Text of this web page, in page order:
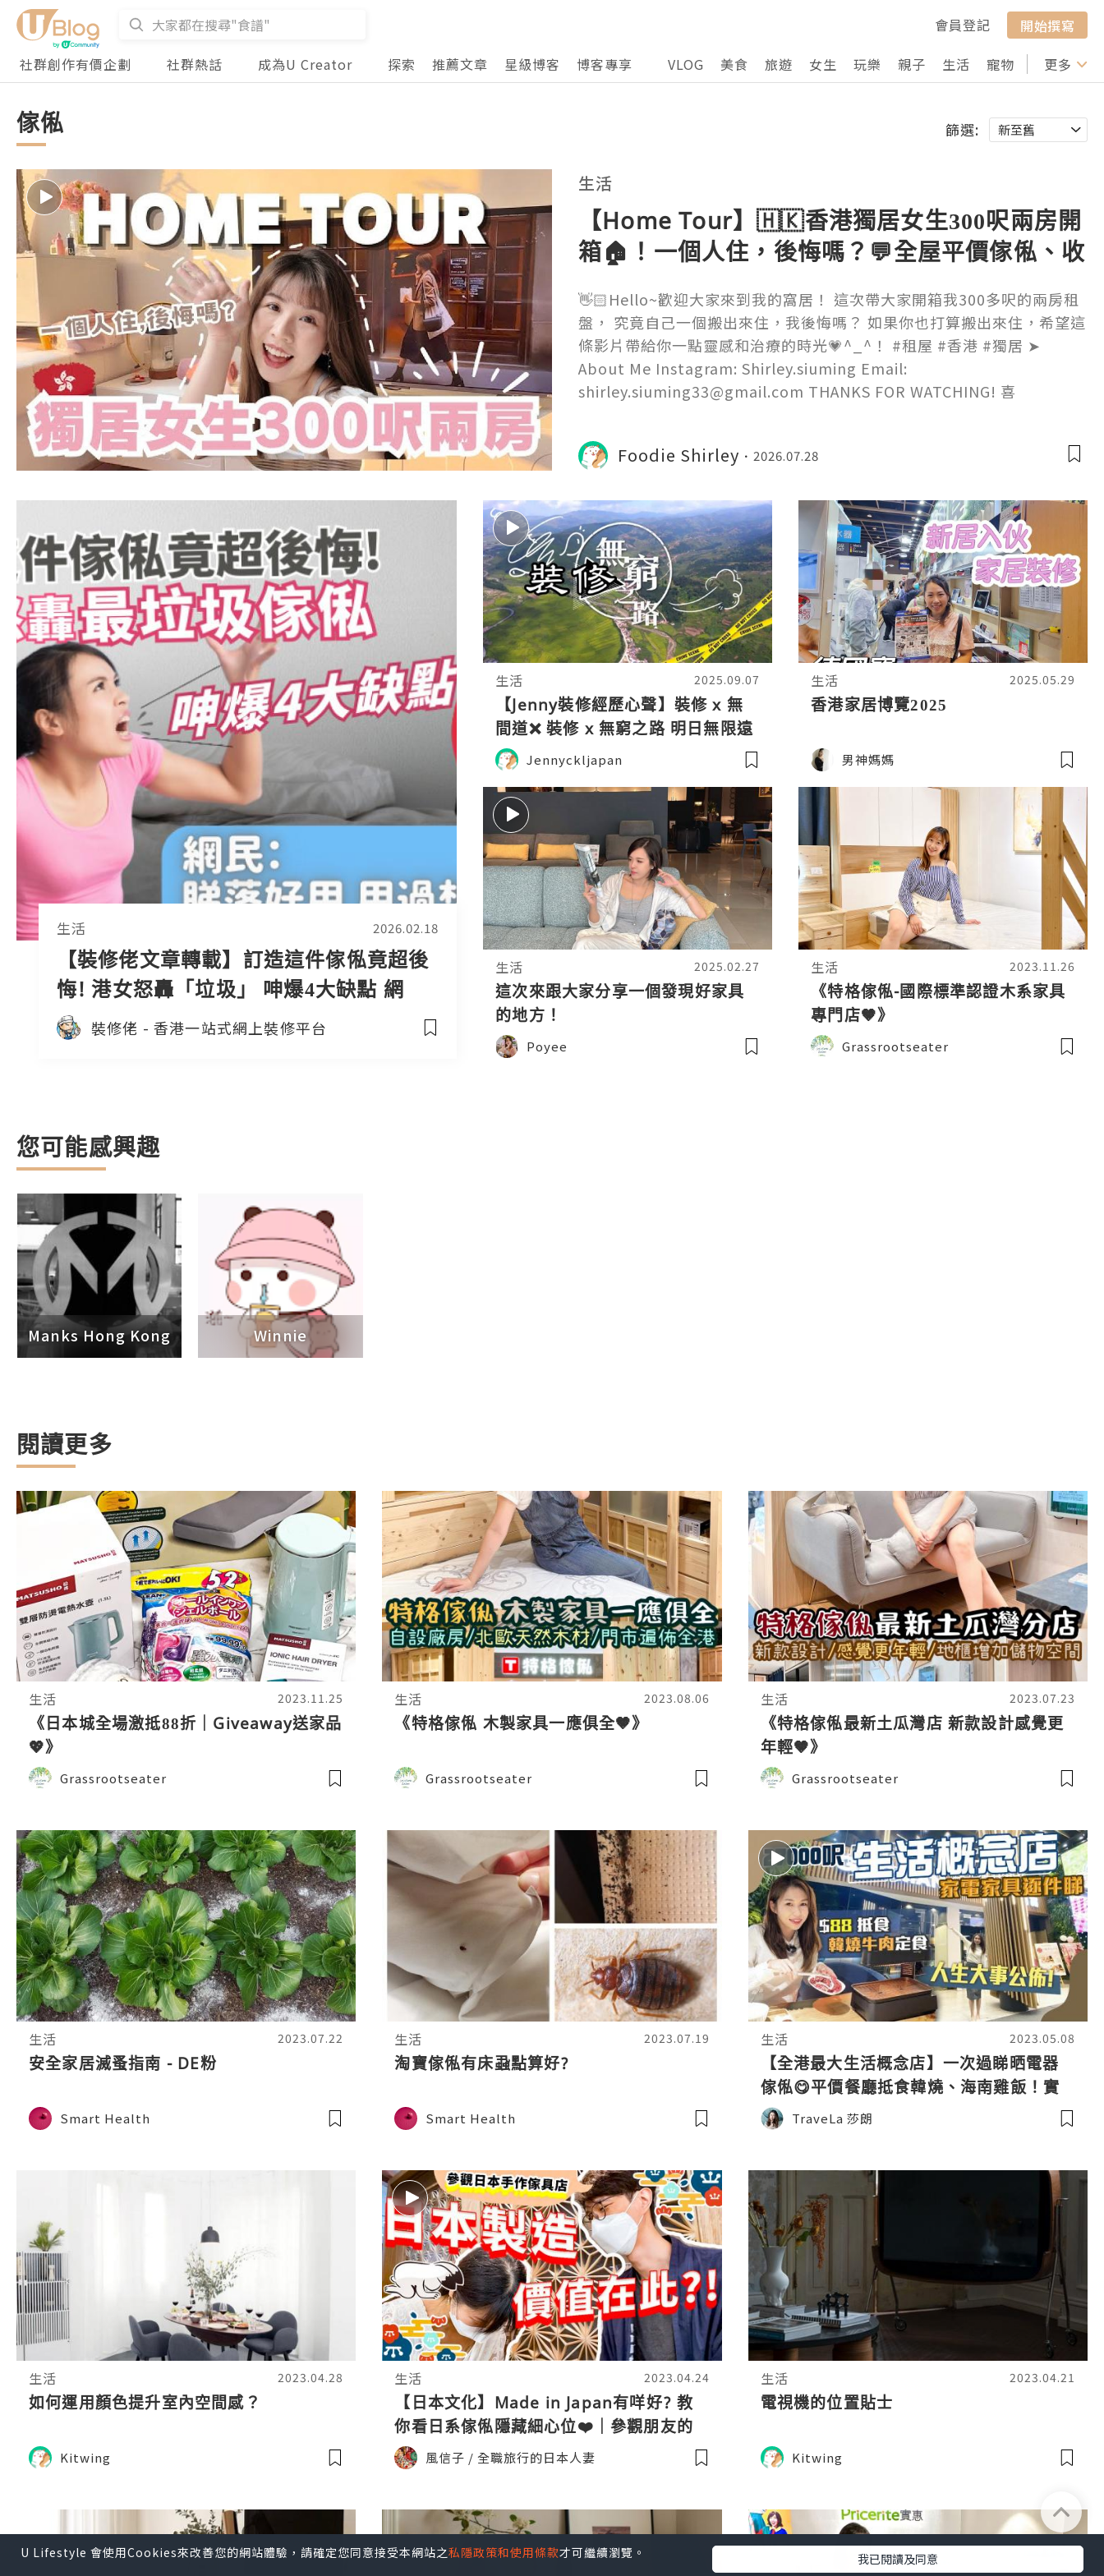
會員登記
開始撰寫
社群創作有價企劃
社群熱話 成為U Creator 探索 推薦文章 星級博客 博客專享 VLOG 美食 旅遊 女生 玩樂 親子 生活 寵物 行山 打卡
更多
傢俬 篩選:
生活
【Home Tour】🇭🇰香港獨居女生300呎兩房開
箱🏠！一個人住，後悔嗎？💬全屋平價傢俬、收
👋🏻Hello~歡迎大家來到我的窩居！ 這次帶大家開箱我300多呎的兩房租
盤， 究竟自己一個搬出來住，我後悔嗎？ 如果你也打算搬出來住，希望這
條影片帶給你一點靈感和治療的時光💗^_^！ #租屋 #香港 #獨居 ➤
About Me Instagram: Shirley.siuming Email:
shirley.siuming33@gmail.com THANKS FOR WATCHING! 喜
Foodie Shirley 2026.07.28
生活 2026.02.18
【裝修佬文章轉載】訂造這件傢俬竟超後
悔! 港女怒轟「垃圾」 呻爆4大缺點 網
民：睇落好用，用過想喊
裝修佬 - 香港一站式網上裝修平台
生活 2025.09.07
【Jenny裝修經歷心聲】裝修 x 無
間道❌ 裝修 x 無窮之路 明日無限遠
訂造傢俬變LEGO 傢俬 裝修報價 裝
修維修 裝修電視 執修 問題 裝修
Interior
Jennyckljapan
生活 2025.05.29
香港家居博覽2025
男神媽媽
生活 2025.02.27
這次來跟大家分享一個發現好家具
的地方！
Poyee
生活 2023.11.26
《特格傢俬-國際標準認證木系家具
專門店🤎》
Grassrootseater
您可能感興趣
Manks Hong Kong Winnie
閱讀更多
生活 2023.11.25
《日本城全場激抵88折｜Giveaway送家品
💖》
Grassrootseater
生活 2023.08.06
《特格傢俬 木製家具一應俱全🤎》
Grassrootseater
生活 2023.07.23
《特格傢俬最新土瓜灣店 新款設計感覺更
年輕🤎》
Grassrootseater
生活 2023.07.22
安全家居滅蚤指南 - DE粉
Smart Health
生活 2023.07.19
淘寶傢俬有床蝨點算好?
Smart Health
生活 2023.05.08
【全港最大生活概念店】一次過睇晒電器
傢俬😋平價餐廳抵食韓燒、海南雞飯！實
測新出家電 🎉🎉人生大事宣佈！｜德國寶
旗艦店｜家居設計靈感｜銅鑼灣美食｜銅
TraveLa 莎朗
生活 2023.04.28
如何運用顏色提升室內空間感？
Kitwing
生活 2023.04.24
【日本文化】Made in Japan有咩好? 教
你看日系傢俬隱藏細心位❤️｜參觀朋友的
日本手作木製傢具Warehouse (非廣告純
友情分享) #日系 #日本文化 #日本製
風信子 / 全職旅行的日本人妻
生活 2023.04.21
電視機的位置貼士
Kitwing
U Lifestyle 會使用Cookies來改善您的網站體驗，請確定您同意接受本網站之私隱政策和使用條款才可繼續瀏覽。 我已閱讀及同意